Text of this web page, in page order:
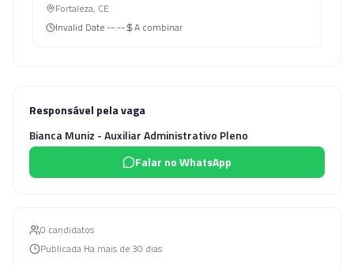
Fortaleza, CE
Invalid Date --:-- A combinar
Responsável pela vaga
Bianca Muniz - Auxiliar Administrativo Pleno
Falar no WhatsApp
0 candidatos
Publicada Ha mais de 30 dias